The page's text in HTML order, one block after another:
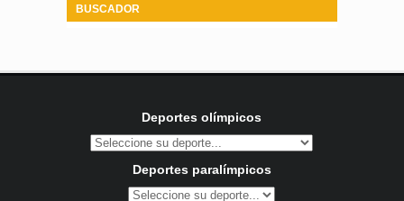
BUSCADOR
Deportes olímpicos
Deportes paralímpicos